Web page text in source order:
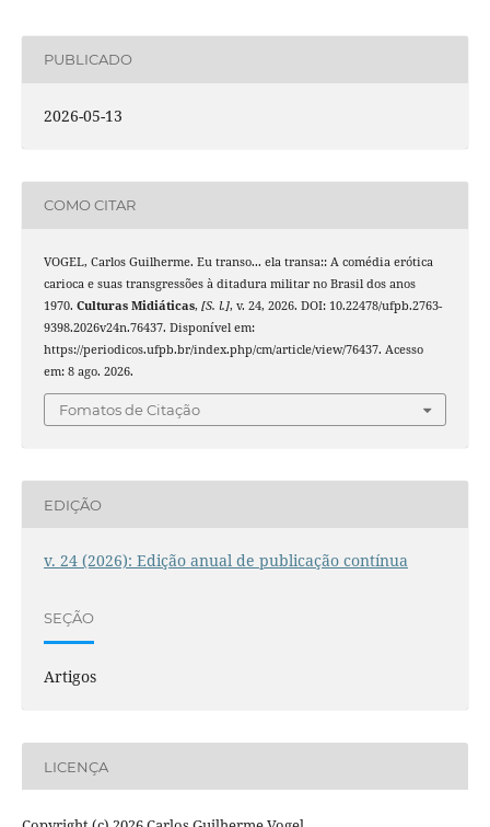
PUBLICADO
2026-05-13
COMO CITAR
VOGEL, Carlos Guilherme. Eu transo... ela transa:: A comédia erótica
carioca e suas transgressões à ditadura militar no Brasil dos anos
1970. Culturas Midiáticas, [S. l.], v. 24, 2026. DOI: 10.22478/ufpb.2763-
9398.2026v24n.76437. Disponível em:
https://periodicos.ufpb.br/index.php/cm/article/view/76437. Acesso
em: 8 ago. 2026.
Fomatos de Citação
EDIÇÃO
v. 24 (2026): Edição anual de publicação contínua
SEÇÃO
Artigos
LICENÇA